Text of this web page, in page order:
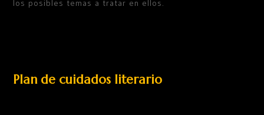
los posibles temas a tratar en ellos.
Plan de cuidados literario